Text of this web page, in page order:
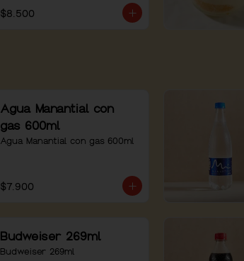
$8.500
Agua Manantial con
gas 600ml
Agua Manantial con gas 600ml
$7.900
Budweiser 269ml
Budweiser 269ml